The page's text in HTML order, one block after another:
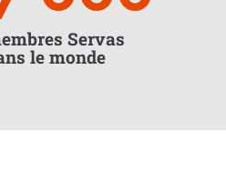
Servas
le monde